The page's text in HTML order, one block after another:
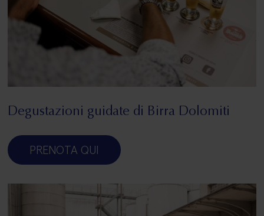
Degustazioni guidate di Birra Dolomiti
PRENOTA QUI